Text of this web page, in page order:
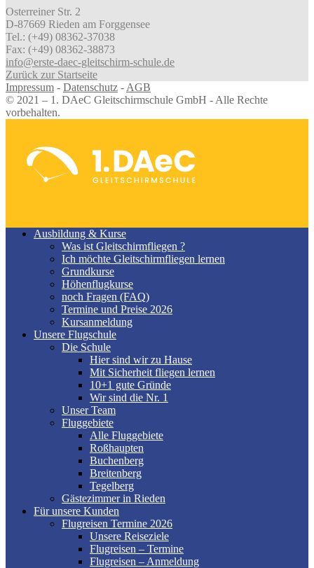
Osterreiner Str. 2
D-87669 Rieden am Forggensee
Tel.: (+49) 08362-37038
Fax: (+49) 08362-38873
info@erste-daec-gleitschirm-schule.de
Zurück zur Startseite
Impressum - Datenschutz -AGB
© 2021 – 1. DAeC Gleitschirmschule GmbH - Alle Rechte
vorbehalten.
Ausbildung & Kurse
Was ist Gleitschirmfliegen ?
Ich möchte Gleitschirmfliegen lernen
Grundkurse
Höhenflugkurse
noch Fragen (FAQ)
Termine und Preise 2026
Kursanmeldung
Unsere Flugschule
Die Schule
Hier sind wir zu Hause
Mit Sicherheit fliegen lernen
10+1 gute Gründe
Wir sind die Nr. 1
Unser Team
Fluggebiete
Alle Fluggebiete
Roßhaupten
Buchenberg
Breitenberg
Tegelberg
Gästezimmer in Rieden
Für unsere Kunden
Flugreisen Termine 2026
Unsere Reiseziele
Flugreisen – Termine
Flugreisen – Anmeldung